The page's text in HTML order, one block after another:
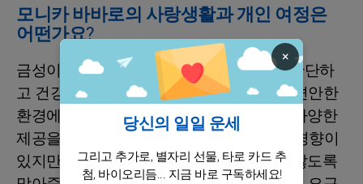
모니카 바바로의 사랑생활과 개인 여정은
어떤가요?
금성이 황소자리인 모니카 바바로는 삶의 간단하
고 건강한 즐거움에서 번영합니다. 그녀는 편안한
환경에서 평화로운 존재를 추구하며, 삶의 다양한
제공을 최대한 활용합니다. 과 indulge하는 경향이
있지만, 그녀의 상식이 과도함으로 빠지지 않도록
×
당신의 일일 운세
그리고 추가로, 별자리 선물, 타로 카드 추
첨, 바이오리듬... 지금 바로 구독하세요!